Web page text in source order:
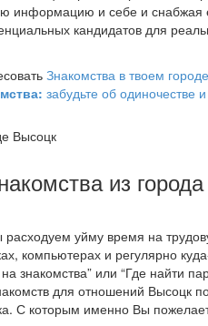
информацию и себе и снабжая
кандидатов для
Знакомства в твоем городе
забудьте об одиночестве
Высоцк
из
уйму время на
компьютерах и регулярно
знакомства” или “Где найти
для отношений Высоцк
С которым именно Вы